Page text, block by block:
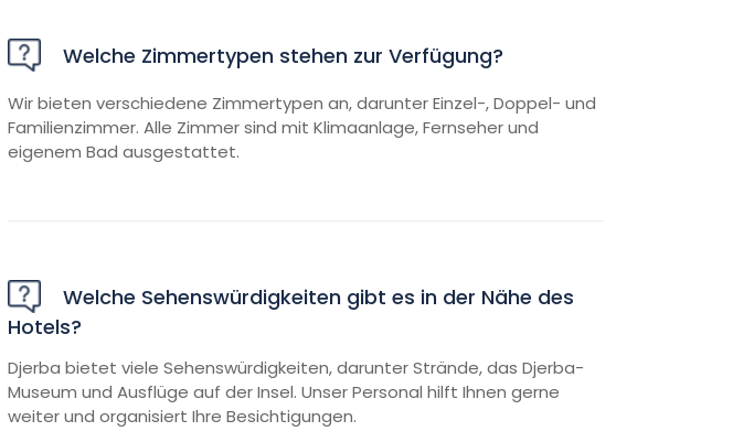
Welche Zimmertypen stehen zur Verfügung?
Wir bieten verschiedene Zimmertypen an, darunter Einzel-, Doppel- und
Familienzimmer. Alle Zimmer sind mit Klimaanlage, Fernseher und
eigenem Bad ausgestattet.
Welche Sehenswürdigkeiten gibt es in der Nähe des
Hotels?
Djerba bietet viele Sehenswürdigkeiten, darunter Strände, das Djerba-
Museum und Ausflüge auf der Insel. Unser Personal hilft Ihnen gerne
weiter und organisiert Ihre Besichtigungen.